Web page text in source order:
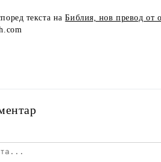
текста наБиблия, нов превод от